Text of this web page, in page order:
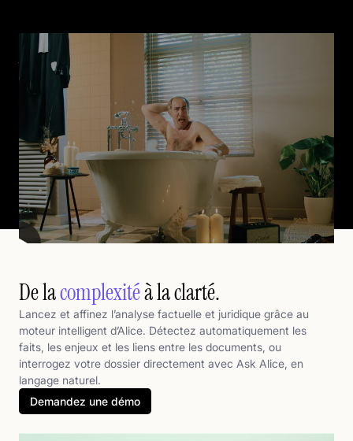
Who the f*ck is Alice?
Alice transforme automatiquement les dossiers en
insights structurés - en analysant instantanément les
pièces, en recherchant le droit et la jurisprudence
pertinents, puis en intégrant les résultats directement
dans le workflow quotidien de l’avocat.
De lacomplexitéà la clarté.
Lancez et affinez l’analyse factuelle et juridique grâce au
moteur intelligent d’Alice. Détectez automatiquement les
faits, les enjeux et les liens entre les documents, ou
interrogez votre dossier directement avec Ask Alice, en
langage naturel.
Demandez une démo